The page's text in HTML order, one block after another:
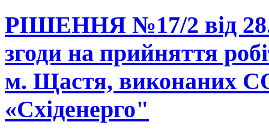
РІШЕННЯ №17/2 від
згоди на прийняття
м. Щастя, виконаних
«Східенерго"